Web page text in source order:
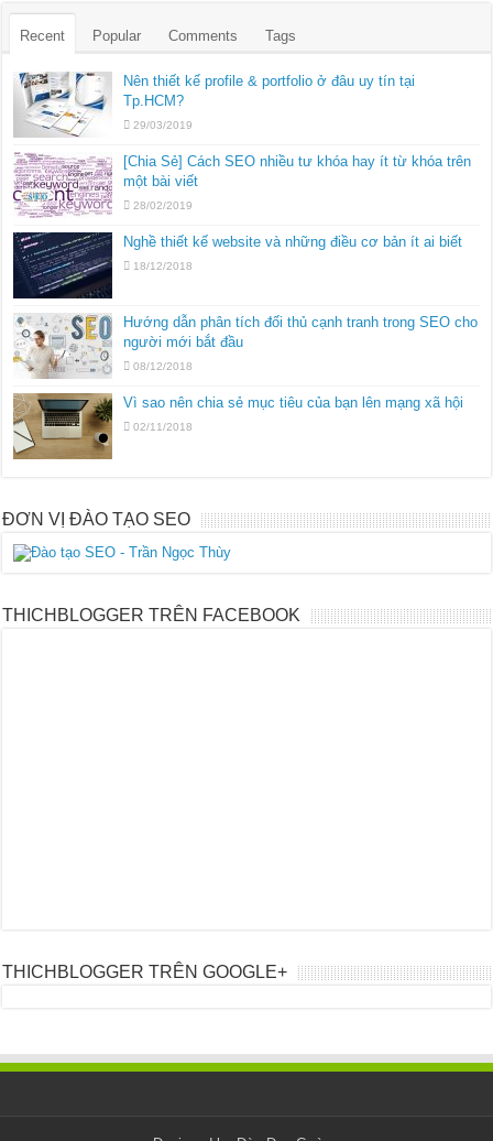
Recent Popular Comments Tags
Nên thiết kế profile & portfolio ở đâu uy tín tại
Tp.HCM?
29/03/2019
[Chia Sẻ] Cách SEO nhiều tư khóa hay ít từ khóa trên
một bài viết
28/02/2019
Nghề thiết kế website và những điều cơ bản ít ai biết
18/12/2018
Hướng dẫn phân tích đối thủ cạnh tranh trong SEO cho
người mới bắt đầu
08/12/2018
Vì sao nên chia sẻ mục tiêu của bạn lên mạng xã hội
02/11/2018
ĐƠN VỊ ĐÀO TẠO SEO
THICHBLOGGER TRÊN FACEBOOK
THICHBLOGGER TRÊN GOOGLE+